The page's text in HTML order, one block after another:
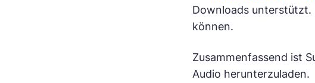
Downloads unterstützt.
können.
Zusammenfassend ist
Audio herunterzuladen.